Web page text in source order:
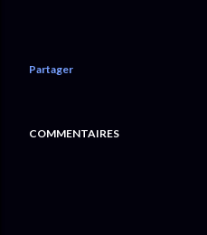
Partager
COMMENTAIRES